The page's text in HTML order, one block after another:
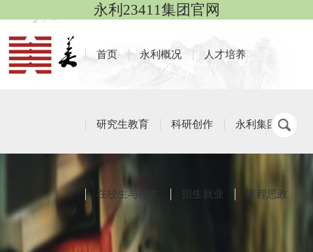
永利23411集团官网
首页 永利概况 人才培养
研究生教育 科研创作 永利集团
在校生与校友 招生就业 课程思政